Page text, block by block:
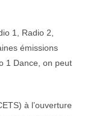
1, Radio 2,
émissions
1 Dance, on peut
à l’ouverture